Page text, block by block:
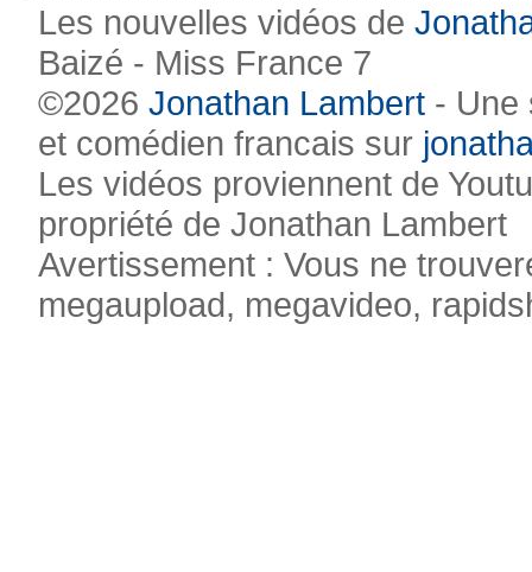
Les nouvelles vidéos de
Baizé - Miss France 7
©2026 Jonathan Lambert - Une
et comédien francais sur
Les vidéos proviennent de
propriété de Jonathan Lambert
Avertissement : Vous ne
megaupload, megavideo,